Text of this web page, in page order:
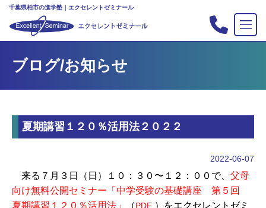
千葉県柏市の進学塾｜エクセレントゼミナール
塾の紹介
合格実績
入会案内
教室案内
新・主宰のブログ
ブログ/お知らせ
夏期講習１２０％活用法２０２２
2022-06-07
来る７月３日（日）１０：３０〜１２：００で、 父母
向け無料公開セミナー「中学受験の基礎講座 第５回
夏期講習１２０％活用法」
（PDF ）をエクセレントゼミ